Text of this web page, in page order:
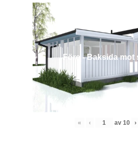
Före - Baksida mot
« ‹ av 10 ›